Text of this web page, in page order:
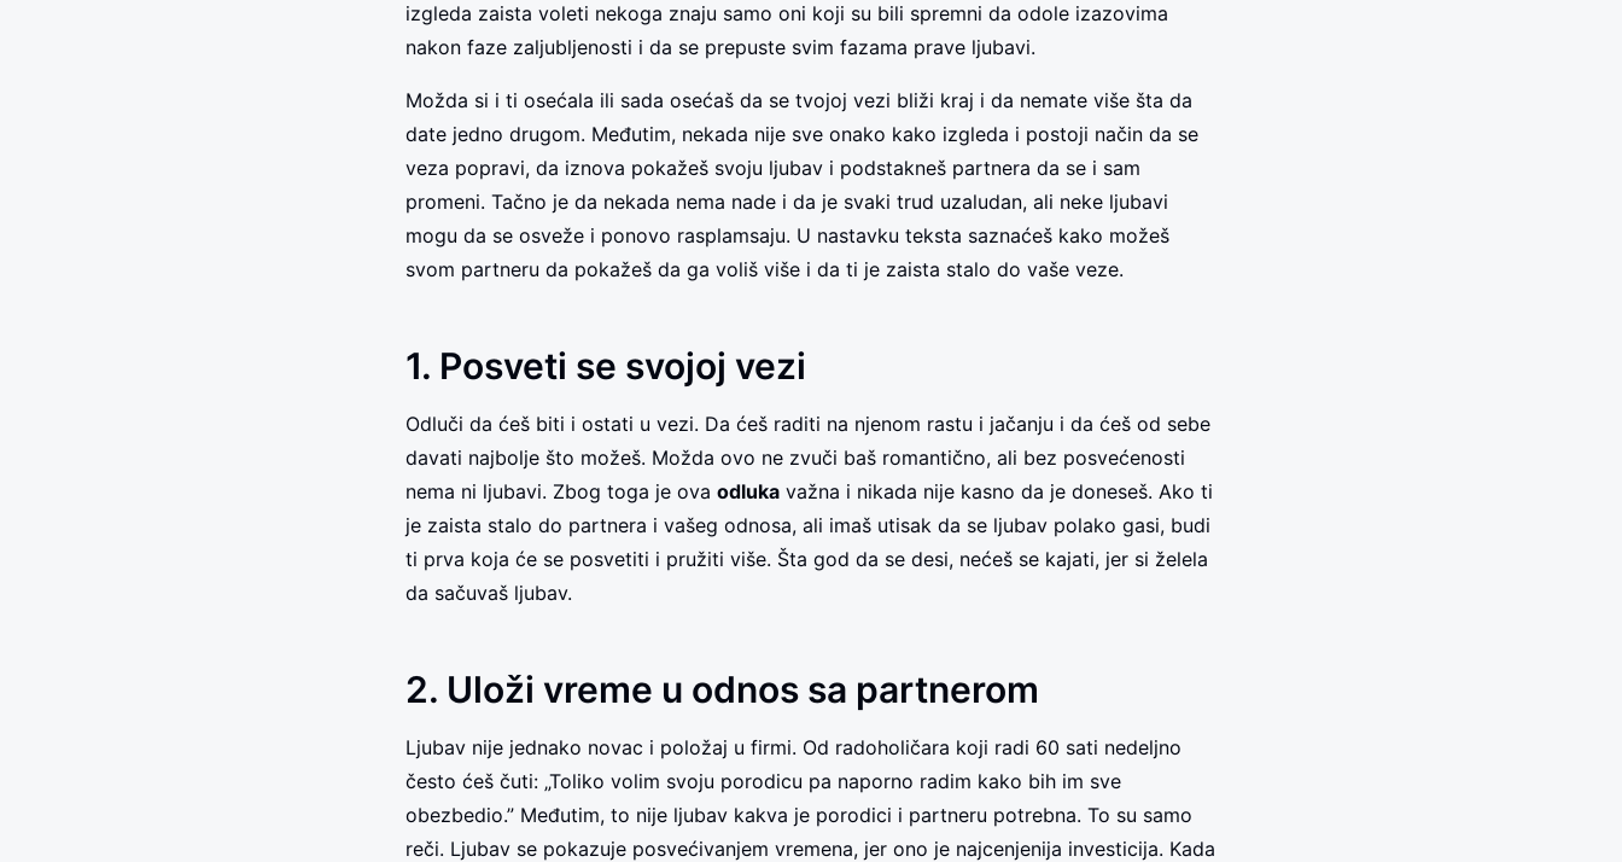
izgleda zaista voleti nekoga znaju samo oni koji su bili spremni da odole izazovima
nakon faze zaljubljenosti i da se prepuste svim fazama prave ljubavi.
Možda si i ti osećala ili sada osećaš da se tvojoj vezi bliži kraj i da nemate više šta da
date jedno drugom. Međutim, nekada nije sve onako kako izgleda i postoji način da se
veza popravi, da iznova pokažeš svoju ljubav i podstakneš partnera da se i sam
promeni. Tačno je da nekada nema nade i da je svaki trud uzaludan, ali neke ljubavi
mogu da se osveže i ponovo rasplamsaju. U nastavku teksta saznaćeš kako možeš
svom partneru da pokažeš da ga voliš više i da ti je zaista stalo do vaše veze.
1. Posveti se svojoj vezi
Odluči da ćeš biti i ostati u vezi. Da ćeš raditi na njenom rastu i jačanju i da ćeš od sebe
davati najbolje što možeš. Možda ovo ne zvuči baš romantično, ali bez posvećenosti
nema ni ljubavi. Zbog toga je ova odluka važna i nikada nije kasno da je doneseš. Ako ti
je zaista stalo do partnera i vašeg odnosa, ali imaš utisak da se ljubav polako gasi, budi
ti prva koja će se posvetiti i pružiti više. Šta god da se desi, nećeš se kajati, jer si želela
da sačuvaš ljubav.
2. Uloži vreme u odnos sa partnerom
Ljubav nije jednako novac i položaj u firmi. Od radoholičara koji radi 60 sati nedeljno
često ćeš čuti: „Toliko volim svoju porodicu pa naporno radim kako bih im sve
obezbedio.” Međutim, to nije ljubav kakva je porodici i partneru potrebna. To su samo
reči. Ljubav se pokazuje posvećivanjem vremena, jer ono je najcenjenija investicija. Kada